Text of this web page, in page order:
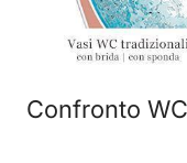
Confronto